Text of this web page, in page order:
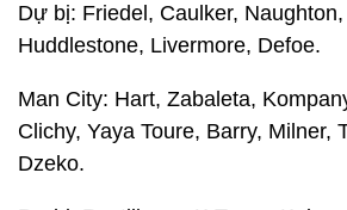
Dự bị: Friedel, Caulker, Naughton,
Huddlestone, Livermore, Defoe.
Man City: Hart, Zabaleta,
Clichy, Yaya Toure, Barry, Milner,
Dzeko.